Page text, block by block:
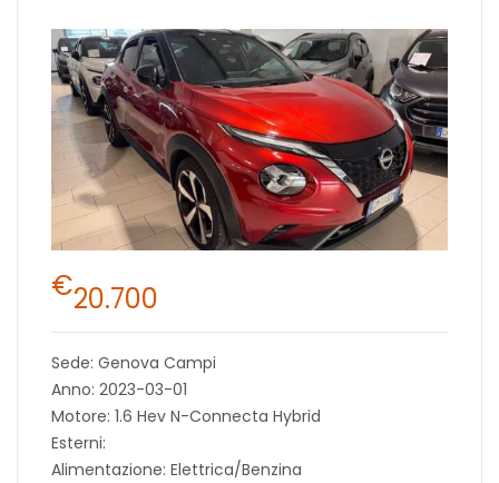
€20.700
Sede: Genova Campi
Anno: 2023-03-01
Motore: 1.6 Hev N-Connecta Hybrid
Esterni:
Alimentazione: Elettrica/Benzina